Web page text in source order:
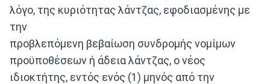
λόγο, της κυριότητας λάντζας, εφοδιασμένης με
την
προβλεπόμενη βεβαίωση συνδρομής νομίμων
προϋποθέσεων ή άδεια λάντζας, ο νέος
ιδιοκτήτης, εντός ενός (1) μηνός από την